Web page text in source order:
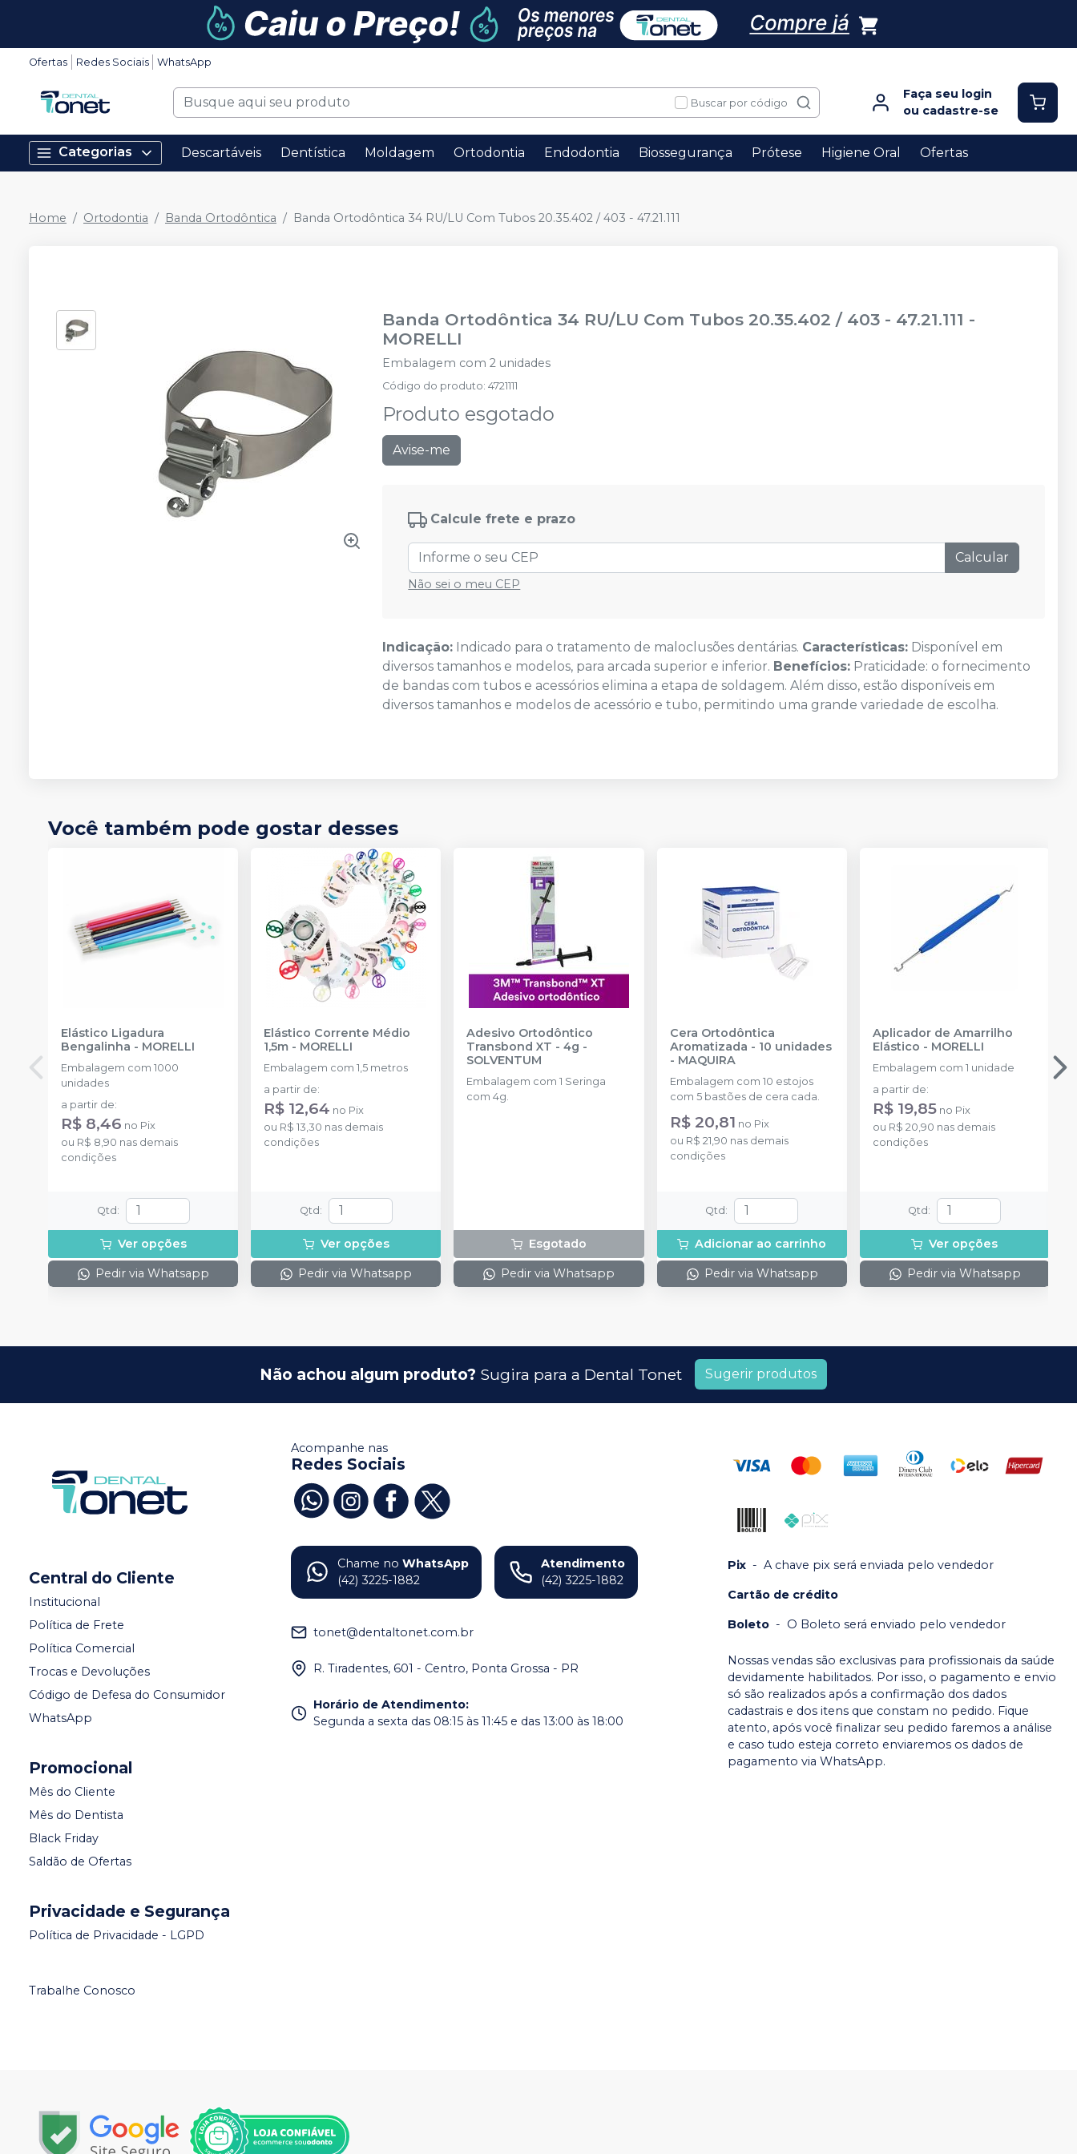
Ofertas Redes Sociais WhatsApp
Buscar por código
Faça seu login
ou cadastre-se
Categorias Descartáveis Dentística Moldagem Ortodontia Endodontia Biossegurança Prótese Higiene Oral Ofertas
Home Ortodontia Banda Ortodôntica Banda Ortodôntica 34 RU/LU Com Tubos 20.35.402 / 403 - 47.21.111
Banda Ortodôntica 34 RU/LU Com Tubos 20.35.402 / 403 - 47.21.111 -
MORELLI
Embalagem com 2 unidades
Código do produto:4721111
Produto esgotado
Avise-me
Calcule frete e prazo
Calcular
Não sei o meu CEP
Indicação: Indicado para o tratamento de maloclusões dentárias. Características: Disponível em
diversos tamanhos e modelos, para arcada superior e inferior. Benefícios: Praticidade: o fornecimento
de bandas com tubos e acessórios elimina a etapa de soldagem. Além disso, estão disponíveis em
diversos tamanhos e modelos de acessório e tubo, permitindo uma grande variedade de escolha.
Você também pode gostar desses
Elástico Ligadura
Bengalinha - MORELLI
Embalagem com 1000
unidades
a partir de:
R$ 8,46 no Pix
ou R$ 8,90 nas demais
condições
Qtd :
Ver opções
Pedir via Whatsapp
Elástico Corrente Médio
1,5m - MORELLI
Embalagem com 1,5 metros
a partir de:
R$ 12,64 no Pix
ou R$ 13,30 nas demais
condições
Qtd :
Ver opções
Pedir via Whatsapp
Adesivo Ortodôntico
Transbond XT - 4g -
SOLVENTUM
Embalagem com 1 Seringa
com 4g.
Esgotado
Pedir via Whatsapp
Cera Ortodôntica
Aromatizada - 10 unidades
- MAQUIRA
Embalagem com 10 estojos
com 5 bastões de cera cada.
R$ 20,81 no Pix
ou R$ 21,90 nas demais
condições
Qtd :
Adicionar ao carrinho
Pedir via Whatsapp
Aplicador de Amarrilho
Elástico - MORELLI
Embalagem com 1 unidade
a partir de:
R$ 19,85 no Pix
ou R$ 20,90 nas demais
condições
Qtd :
Ver opções
Pedir via Whatsapp
Não achou algum produto? Sugira para a Dental Tonet Sugerir produtos
Central do Cliente
Institucional
Política de Frete
Política Comercial
Trocas e Devoluções
Código de Defesa do Consumidor
WhatsApp
Promocional
Mês do Cliente
Mês do Dentista
Black Friday
Saldão de Ofertas
Privacidade e Segurança
Política de Privacidade - LGPD
Trabalhe Conosco
Acompanhe nas
Redes Sociais
Chame no WhatsApp
(42) 3225-1882
Atendimento
(42) 3225-1882
tonet@dentaltonet.com.br
R. Tiradentes, 601 - Centro, Ponta Grossa - PR
Horário de Atendimento:
Segunda a sexta das 08:15 às 11:45 e das 13:00 às 18:00
Pix - A chave pix será enviada pelo vendedor
Cartão de crédito
Boleto - O Boleto será enviado pelo vendedor
Nossas vendas são exclusivas para profissionais da saúde
devidamente habilitados. Por isso, o pagamento e envio
só são realizados após a confirmação dos dados
cadastrais e dos itens que constam no pedido. Fique
atento, após você finalizar seu pedido faremos a análise
e caso tudo esteja correto enviaremos os dados de
pagamento via WhatsApp.